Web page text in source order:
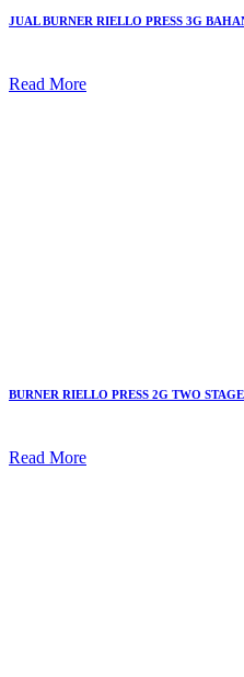
JUAL BURNER RIELLO PRESS 3G
Read More
BURNER RIELLO PRESS 2G TWO STAGE
Read More